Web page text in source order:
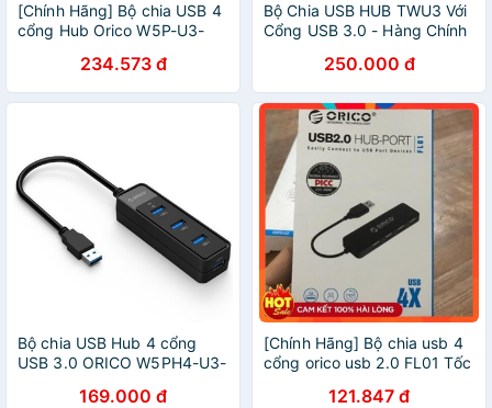
[Chính Hãng] Bộ chia USB 4
cổng Hub Orico W5P-U3-
234.573 đ
Bộ Chia USB HUB TWU3 Với
Cổng USB 3.0 - Hàng Chính
250.000 đ
Bộ chia USB Hub 4 cổng
USB 3.0 ORICO W5PH4-U3-
169.000 đ
[Chính Hãng] Bộ chia usb 4
cổng orico usb 2.0 FL01 Tốc
121.847 đ